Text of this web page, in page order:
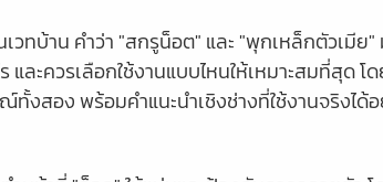
วทบ้าน คำว่า "สกรูน็อต" และ "พุกเหล็กตัวเ
ะควรเลือกใช้งานแบบไหนให้เหมาะสมที่สุด โ
งสอง พร้อมคำแนะนำเชิงช่างที่ใช้งานจริงไ